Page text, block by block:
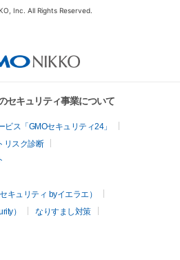
Inc. All Rights Reserved.
セキュリティ事業について
ス「GMOセキュリティ24」
リスク診断
キュリティ byイエラエ）
）
なりすまし対策